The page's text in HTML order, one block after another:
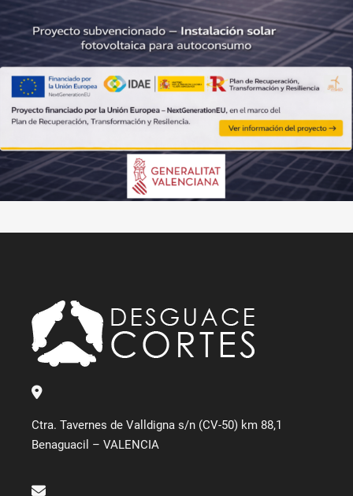
Ctra. Tavernes de Valldigna s/n (CV-50) km 88,1
Benaguacil – VALENCIA